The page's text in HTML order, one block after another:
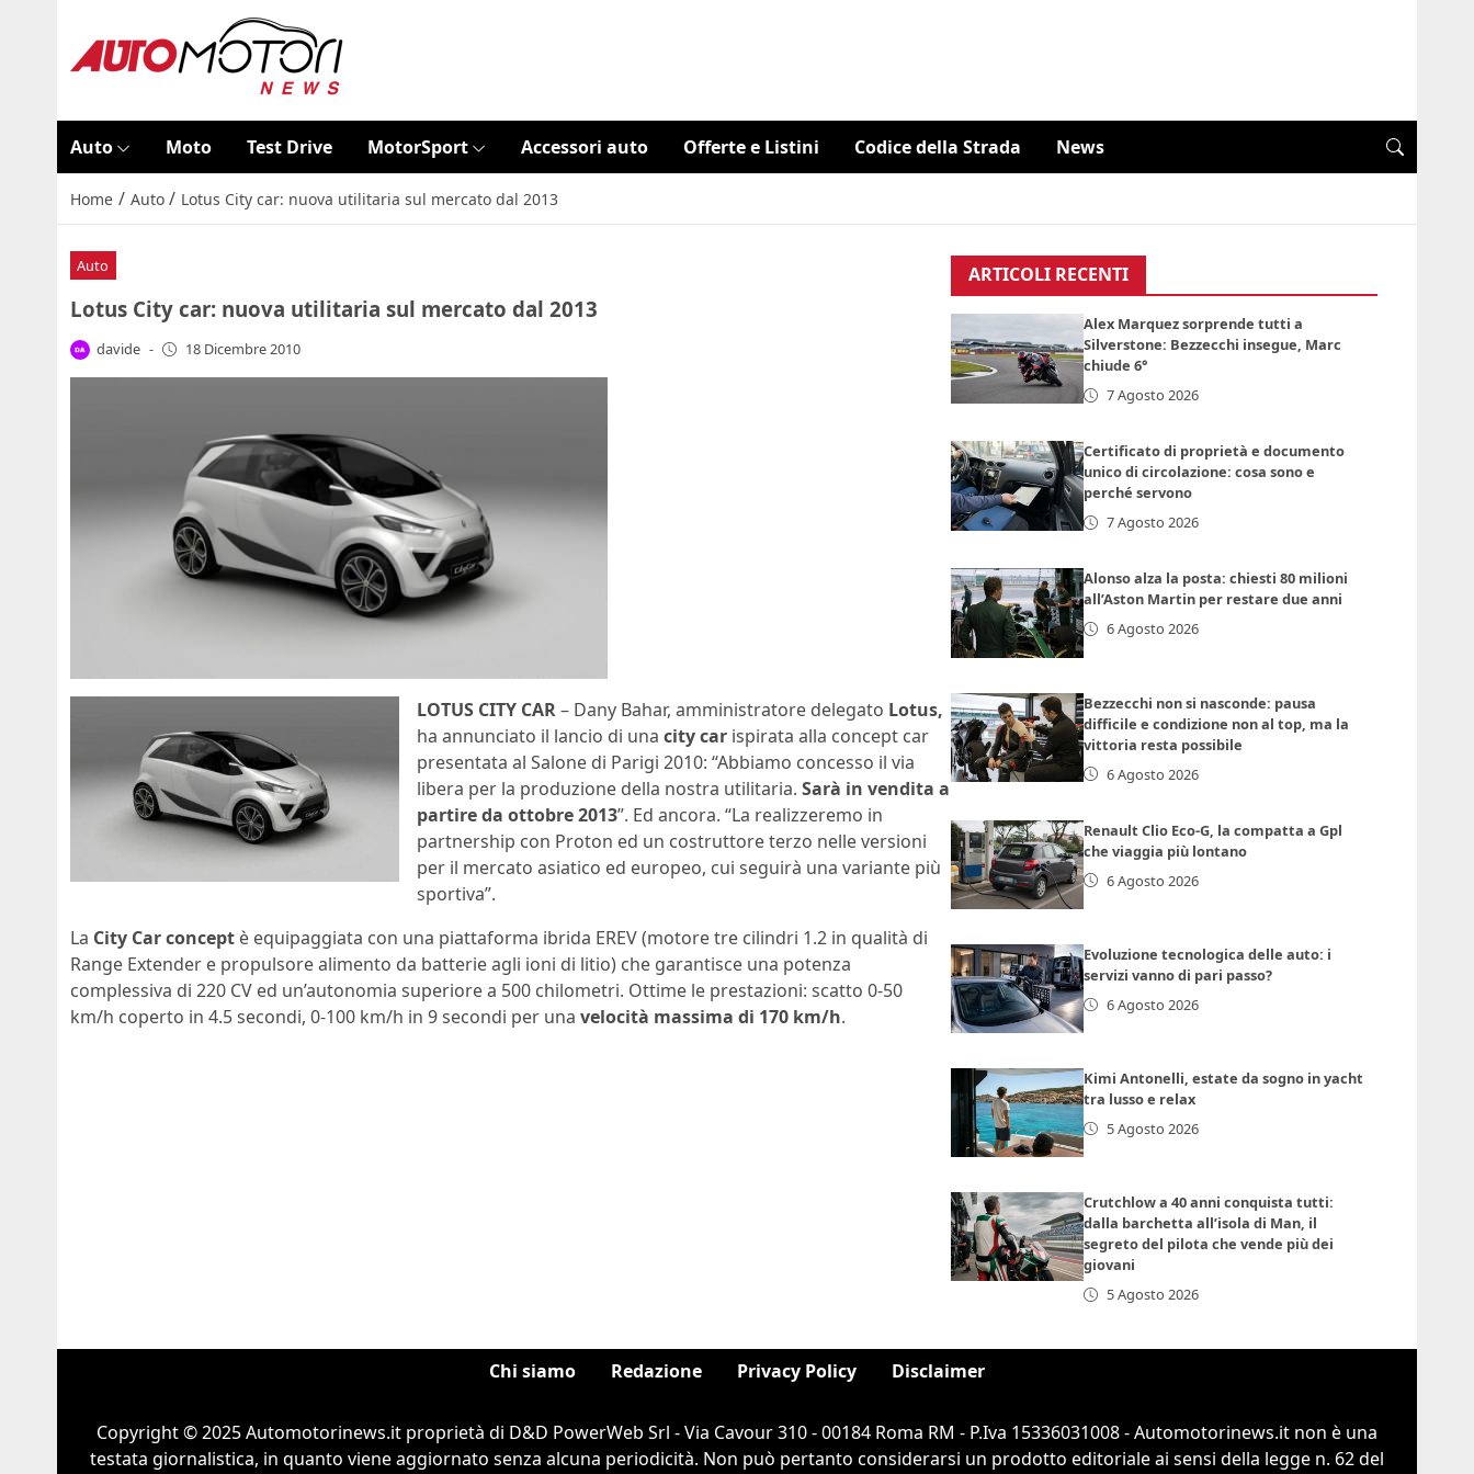
Auto Moto Test Drive MotorSport Accessori auto Offerte e Listini Codice della Strada News
Home / Auto / Lotus City car: nuova utilitaria sul mercato dal 2013
Auto
Lotus City car: nuova utilitaria sul mercato dal 2013
davide - 18 Dicembre 2010
LOTUS CITY CAR– Dany Bahar, amministratore delegato Lotus,
ha annunciato il lancio di una city car ispirata alla concept car
presentata al Salone di Parigi 2010: “Abbiamo concesso il via
libera per la produzione della nostra utilitaria. Sarà in vendita a
partire da ottobre 2013”. Ed ancora. “La realizzeremo in
partnership con Proton ed un costruttore terzo nelle versioni
per il mercato asiatico ed europeo, cui seguirà una variante più
sportiva”.
La City Car concept è equipaggiata con una piattaforma ibrida EREV (motore tre cilindri 1.2 in qualità di
Range Extender e propulsore alimento da batterie agli ioni di litio) che garantisce una potenza
complessiva di 220 CV ed un’autonomia superiore a 500 chilometri. Ottime le prestazioni: scatto 0-50
km/h coperto in 4.5 secondi, 0-100 km/h in 9 secondi per una velocità massima di 170 km/h.
ARTICOLI RECENTI
Alex Marquez sorprende tutti a
Silverstone: Bezzecchi insegue, Marc
chiude 6°
7 Agosto 2026
Certificato di proprietà e documento
unico di circolazione: cosa sono e
perché servono
7 Agosto 2026
Alonso alza la posta: chiesti 80 milioni
all’Aston Martin per restare due anni
6 Agosto 2026
Bezzecchi non si nasconde: pausa
difficile e condizione non al top, ma la
vittoria resta possibile
6 Agosto 2026
Renault Clio Eco-G, la compatta a Gpl
che viaggia più lontano
6 Agosto 2026
Evoluzione tecnologica delle auto: i
servizi vanno di pari passo?
6 Agosto 2026
Kimi Antonelli, estate da sogno in yacht
tra lusso e relax
5 Agosto 2026
Crutchlow a 40 anni conquista tutti:
dalla barchetta all’isola di Man, il
segreto del pilota che vende più dei
giovani
5 Agosto 2026
Chi siamo Redazione Privacy Policy Disclaimer
Copyright © 2025 Automotorinews.it proprietà di D&D PowerWeb Srl - Via Cavour 310 - 00184 Roma RM - P.Iva 15336031008 - Automotorinews.it non è una
testata giornalistica, in quanto viene aggiornato senza alcuna periodicità. Non può pertanto considerarsi un prodotto editoriale ai sensi della legge n. 62 del